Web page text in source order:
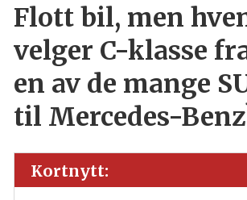
Flott bil, men
velger C-klasse
en av de mange
til Mercedes-
Kortnytt: